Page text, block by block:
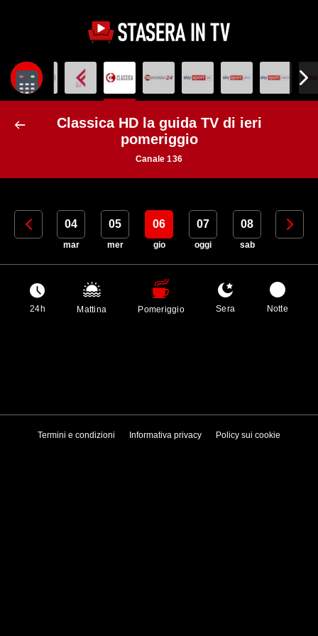
Classica HD la guida TV di ieri
pomeriggio
Canale 136
03 04
mar
05
mer
06
gio
07
oggi
08
sab
09
24h Mattina Pomeriggio Sera Notte
Termini e condizioni Informativa privacy Policy sui cookie